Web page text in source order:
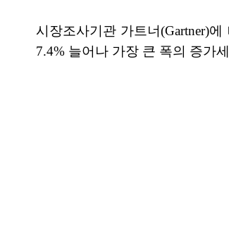
시장조사기관 가트너(Gartner)
7.4% 늘어나 가장 큰 폭의 증가